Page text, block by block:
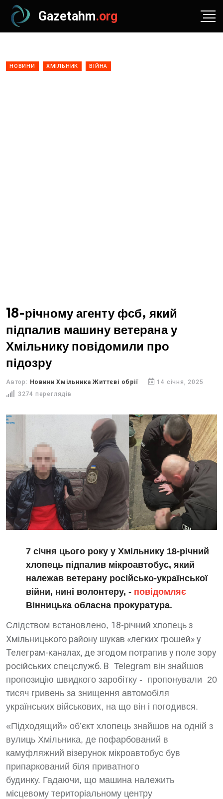
Gazetahm.org
НОВИНИ ХМІЛЬНИК ВІЙНА
18-річному агенту фсб, який
підпалив машину ветерана у
Хмільнику повідомили про
підозру
Автор: Новини Хмільника Життєві обрії
14 січня, 2025
3274 переглядів
7 січня цього року у Хмільнику 18-річний
хлопець підпалив мікроавтобус, який
належав ветерану російсько-української
війни, нині волонтеру, - повідомляє
Вінницька обласна прокуратура.
Слідством встановлено, 18-річний хлопець з
Хмільницького району шукав «легких грошей» у
Телеграм-каналах, де згодом потрапив у поле зору
російських спецслужб. В Telegram він знайшов
пропозицію швидкого заробітку - пропонували 20
тисяч гривень за знищення автомобіля
українських військових, на що він і погодився.
«Підходящий» об’єкт хлопець знайшов на одній з
вулиць Хмільника, де пофарбований в
камуфляжний візерунок мікроавтобус був
припаркований біля приватного
будинку. Гадаючи, що машина належить
місцевому територіальному центру